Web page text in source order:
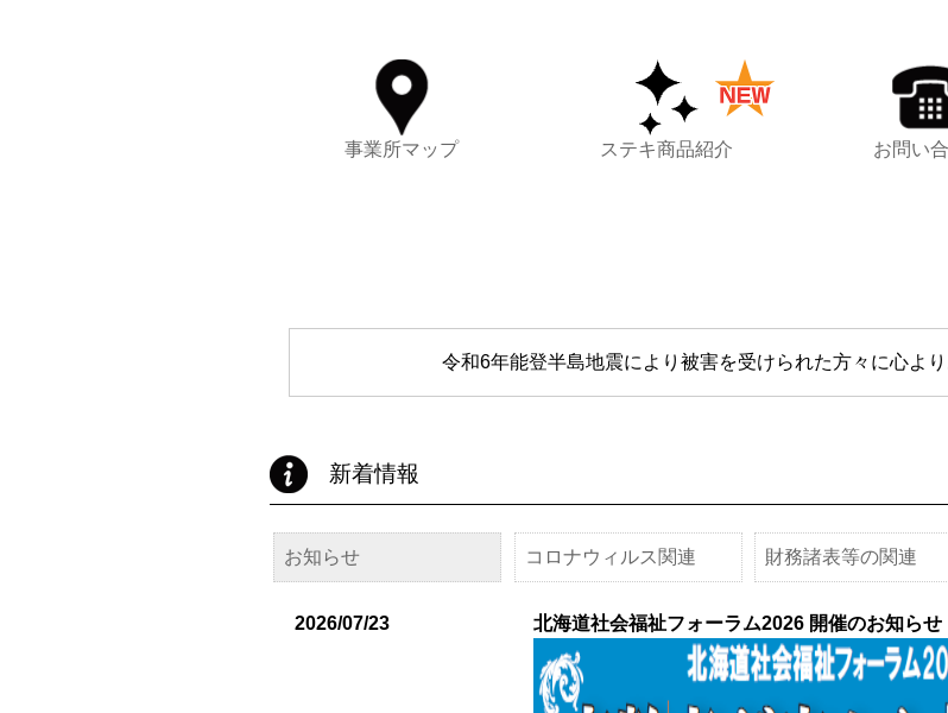
事業所マップ ステキ商品紹介 お問い
令和6年能登半島地震により被害を受けられた方々に心より
新着情報
お知らせ コロナウィルス関連 財務諸表等の関連
2026/07/23 北海道社会福祉フォーラム2026 開催のお知らせ